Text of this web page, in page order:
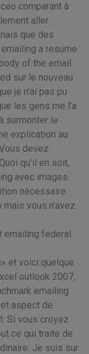
comparant à
aller
que des
a resume
of the email.
sur le nouveau
je n'ai pas pu
les gens me l'a
surmonter le
explication au
devez
qu'il en soit,
avec images.
nécessaire.
vous n'avez
emailing federal
et voici quelque
outlook 2007,
emailing
aspect de
Si vous croyez
ce qui traite de
Je suis sur